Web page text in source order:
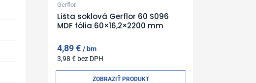
Gerflor
Lišta soklová Gerflor 60 S096
MDF fólia 60×16,2×2200 mm
4,89€ bm
3,98€ bez DPH
ZOBRAZIŤ PRODUKT